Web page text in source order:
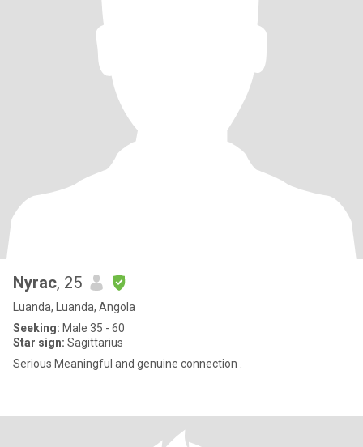
Nyrac, 25
Luanda, Luanda, Angola
Seeking: Male 35 - 60
Star sign: Sagittarius
Serious Meaningful and genuine connection .